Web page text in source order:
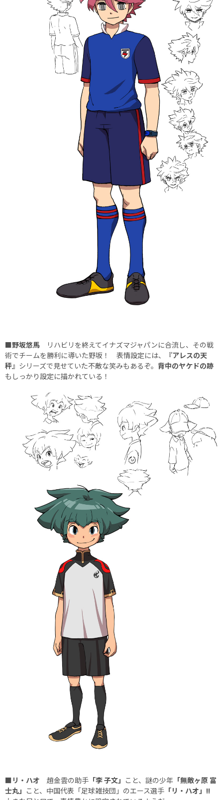
■野坂悠馬
リハビリを終えてイナズマジャパンに合流し、その戦
術でチームを勝利に導いた野坂！ 表情設定には、
『アレスの天
秤』 シリーズで見せていた不敵な笑みもあるぞ。 背中のヤケドの跡
もしっかり設定に描かれている！
■リ・ハオ 趙金雲の助手 「李 子文」 こと、謎の少年 「無敵ヶ原 富
士丸」 こと、中国代表「足球雑技団」のエース選手 「リ・ハオ」!!